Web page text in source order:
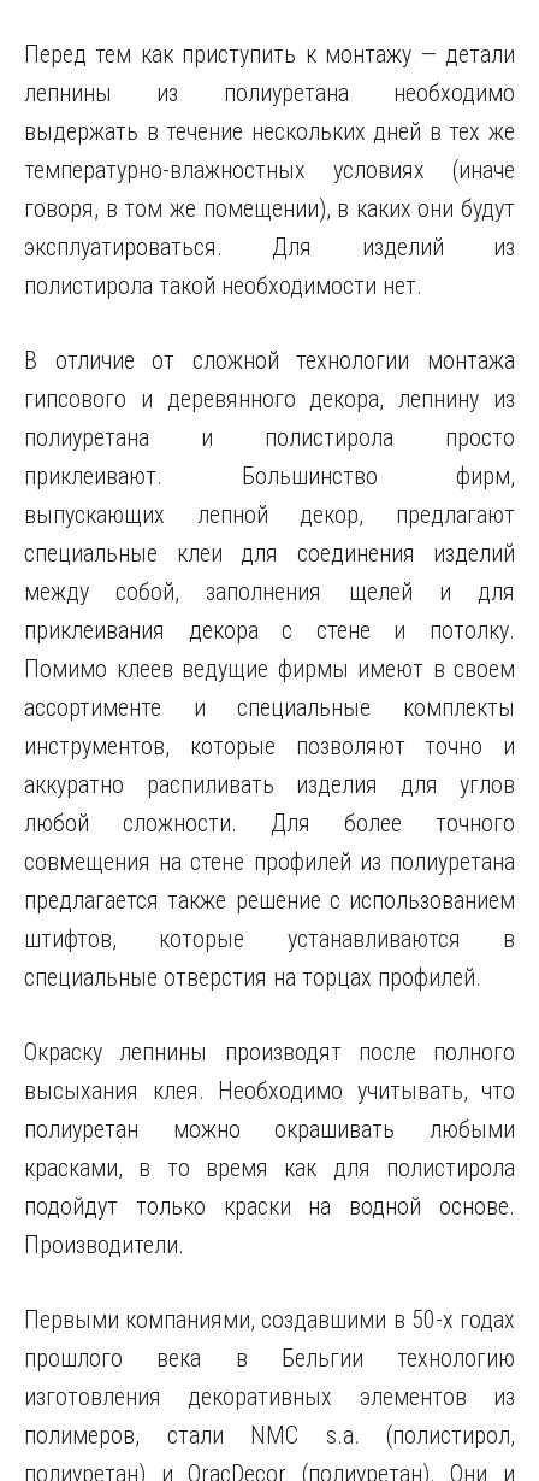
Перед тем как приступить к монтажу — детали
лепнины из полиуретана необходимо
выдержать в течение нескольких дней в тех же
температурно-влажностных условиях (иначе
говоря, в том же помещении), в каких они будут
эксплуатироваться. Для изделий из
полистирола такой необходимости нет.
В отличие от сложной технологии монтажа
гипсового и деревянного декора, лепнину из
полиуретана и полистирола просто
приклеивают. Большинство фирм,
выпускающих лепной декор, предлагают
специальные клеи для соединения изделий
между собой, заполнения щелей и для
приклеивания декора с стене и потолку.
Помимо клеев ведущие фирмы имеют в своем
ассортименте и специальные комплекты
инструментов, которые позволяют точно и
аккуратно распиливать изделия для углов
любой сложности. Для более точного
совмещения на стене профилей из полиуретана
предлагается также решение с использованием
штифтов, которые устанавливаются в
специальные отверстия на торцах профилей.
Окраску лепнины производят после полного
высыхания клея. Необходимо учитывать, что
полиуретан можно окрашивать любыми
красками, в то время как для полистирола
подойдут только краски на водной основе.
Производители.
Первыми компаниями, создавшими в 50-х годах
прошлого века в Бельгии технологию
изготовления декоративных элементов из
полимеров, стали NMC s.a. (полистирол,
полиуретан) и OracDecor (полиуретан). Они и